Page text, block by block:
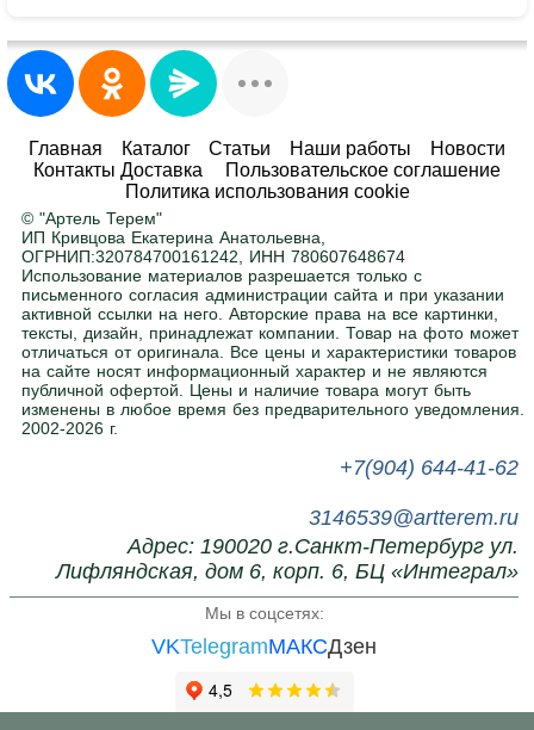
Заказывайте от одного изделия, не
ограничиваясь большими объемами.
Любые размеры и цвета
Адаптируем любой товар под ваше
помещение. Ширина, высота, глубина — по
вашему заданию. Покраска в любой цвет RAL
Нужна помощь в подборе?
Напишите или позвоните нам, поможем с
выбором.
Главная Каталог Статьи Наши работы
Новости
Контакты Доставка
Пользовательское соглашение
Политика использования cookie
© "Артель Терем"
ИП Кривцова Екатерина Анатольевна,
ОГРНИП:320784700161242, ИНН 780607648674
Использование материалов разрешается только с
письменного согласия администрации сайта и при указании
активной ссылки на него. Авторские права на все картинки,
тексты, дизайн, принадлежат компании. Товар на фото может
отличаться от оригинала. Все цены и характеристики товаров
на сайте носят информационный характер и не являются
публичной офертой. Цены и наличие товара могут быть
изменены в любое время без предварительного уведомления.
2002-2026 г.
+7(904) 644-41-62
3146539@artterem.ru
Адрес: 190020 г.Санкт-Петербург ул.
Лифляндская, дом 6, корп. 6, БЦ «Интеграл»
Мы в соцсетях:
VKTelegramМАКСДзен